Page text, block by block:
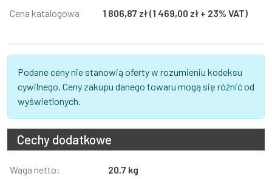
Cena katalogowa
1 806,87 zł (1 469,00 zł + 23% VAT)
Podane ceny nie stanowią oferty w rozumieniu kodeksu
cywilnego. Ceny zakupu danego towaru mogą się różnić od
wyświetlonych.
Cechy dodatkowe
Informacja
Wartość
Waga netto:
20,7 kg